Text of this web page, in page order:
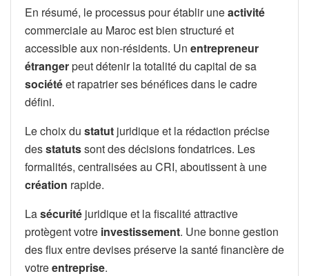
En résumé, le processus pour établir uneactivité
commerciale au Maroc est bien structuré et
accessible aux non-résidents. Un entrepreneur
étrangerpeut détenir la totalité du capital de sa
sociétéet rapatrier ses bénéfices dans le cadre
défini.
Le choix du statut juridique et la rédaction précise
desstatutssont des décisions fondatrices. Les
formalités, centralisées au CRI, aboutissent à une
création rapide.
Lasécurité juridique et la fiscalité attractive
protègent votre investissement. Une bonne gestion
des flux entre devises préserve la santé financière de
votreentreprise.